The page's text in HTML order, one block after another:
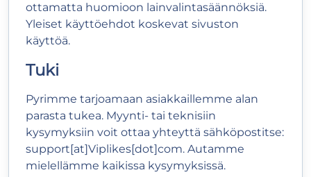
ottamatta huomioon lainvalintasäännöksiä.
Yleiset käyttöehdot koskevat sivuston
käyttöä.
Tuki
Pyrimme tarjoamaan asiakkaillemme alan
parasta tukea. Myynti- tai teknisiin
kysymyksiin voit ottaa yhteyttä sähköpostitse:
support[at]Viplikes[dot]com. Autamme
mielellämme kaikissa kysymyksissä.